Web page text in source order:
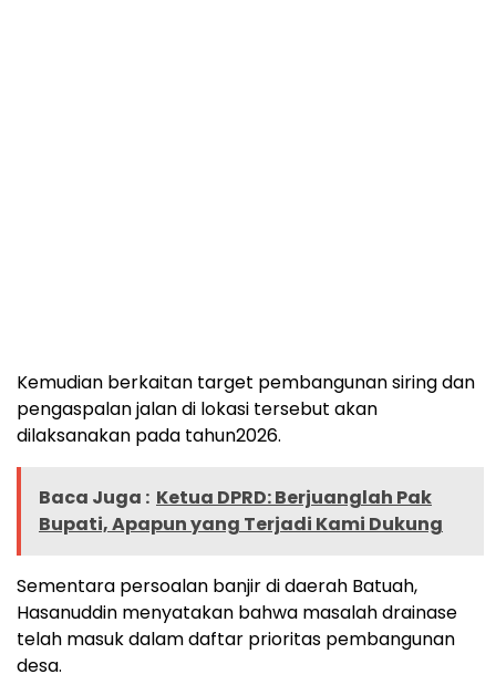
Kemudian berkaitan target pembangunan siring dan
pengaspalan jalan di lokasi tersebut akan
dilaksanakan pada tahun2026.
Baca Juga : Ketua DPRD: Berjuanglah Pak
Bupati, Apapun yang Terjadi Kami Dukung
Sementara persoalan banjir di daerah Batuah,
Hasanuddin menyatakan bahwa masalah drainase
telah masuk dalam daftar prioritas pembangunan
desa.